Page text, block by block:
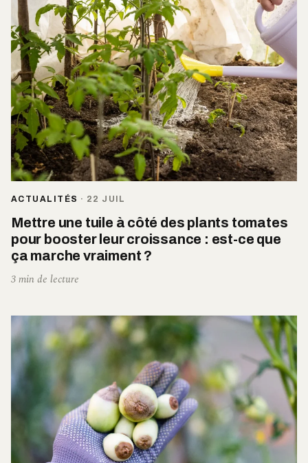
ACTUALITÉS · 22 JUIL
Mettre une tuile à côté des plants tomates
pour booster leur croissance : est-ce que
ça marche vraiment ?
3 min de lecture